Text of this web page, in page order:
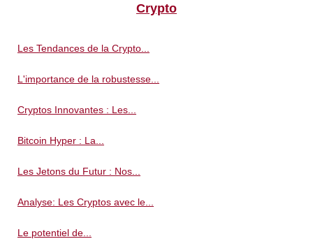
Crypto
Les Tendances de la Crypto...
L'importance de la robustesse...
Cryptos Innovantes : Les...
Bitcoin Hyper : La...
Les Jetons du Futur : Nos...
Analyse: Les Cryptos avec le...
Le potentiel de...